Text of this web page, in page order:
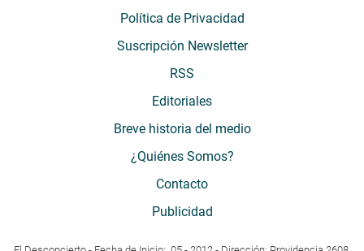
Política de Privacidad
Suscripción Newsletter
RSS
Editoriales
Breve historia del medio
¿Quiénes Somos?
Contacto
Publicidad